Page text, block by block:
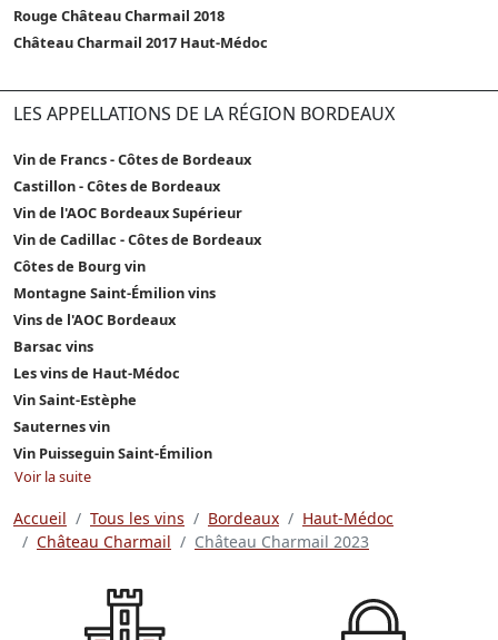
Rouge Château Charmail 2018
Château Charmail 2017 Haut-Médoc
LES APPELLATIONS DE LA RÉGION BORDEAUX
Vin de Francs - Côtes de Bordeaux
Castillon - Côtes de Bordeaux
Vin de l'AOC Bordeaux Supérieur
Vin de Cadillac - Côtes de Bordeaux
Côtes de Bourg vin
Montagne Saint-Émilion vins
Vins de l'AOC Bordeaux
Barsac vins
Les vins de Haut-Médoc
Vin Saint-Estèphe
Sauternes vin
Vin Puisseguin Saint-Émilion
Voir la suite
Accueil Tous les vins Bordeaux
Haut-Médoc
Château Charmail
Château Charmail 2023